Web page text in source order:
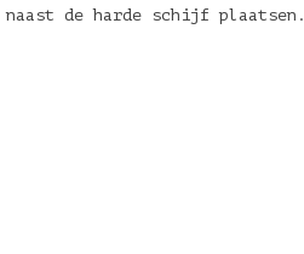
naast de harde schijf plaatsen.